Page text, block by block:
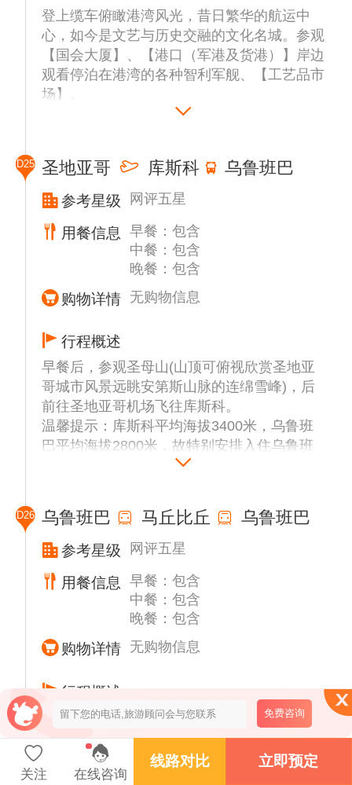
登上缆车俯瞰港湾风光，昔日繁华的航运中
心，如今是文艺与历史交融的文化名城。参观
【国会大厦】、【港口（军港及货港）】岸边
观看停泊在港湾的各种智利军舰、【工艺品市
场】。
然后前往有“海上葡萄园”之称的美丽的海滨旅
复活节岛人头像。
D25 圣地亚哥 库斯科 乌鲁班巴
参考星级 网评五星
用餐信息
早餐：包含
中餐：包含
晚餐：包含
购物详情 无购物信息
行程概述
早餐后，参观圣母山(山顶可俯视欣赏圣地亚
哥城市风景远眺安第斯山脉的连绵雪峰)，后
前往圣地亚哥机场飞往库斯科。
温馨提示：库斯科平均海拔3400米，乌鲁班
巴平均海拔2800米，故特别安排入住乌鲁班
D26 乌鲁班巴 马丘比丘 乌鲁班巴
参考星级 网评五星
用餐信息
早餐：包含
中餐：包含
晚餐：包含
购物详情 无购物信息
行程概述
早餐后乘坐当地火车前往【马丘比丘】山下
（火车约1.5小时，去程升级高级景观火
车），前往“失落的印加城市”-马丘比丘古城。
马丘比丘整个遗址高耸在海拔约2350米的山
关注 在线咨询
线路对比 立即预定
免费咨询